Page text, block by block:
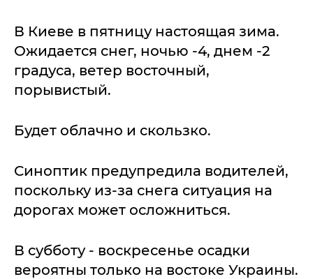
В Киеве в пятницу настоящая зима.
Ожидается снег, ночью -4, днем -2
градуса, ветер восточный,
порывистый.
Будет облачно и скользко.
Синоптик предупредила водителей,
поскольку из-за снега ситуация на
дорогах может осложниться.
В субботу - воскресенье осадки
вероятны только на востоке Украины.